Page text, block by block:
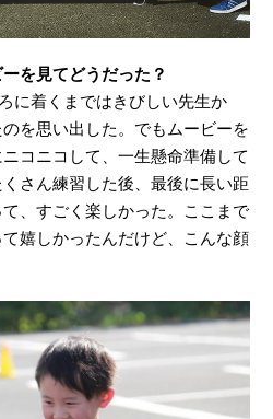
を見てどうだった？
に着くまではきびしい先生か
を思い出した。でもムービーを
コニコして、一生懸命準備して
さん練習した後、最後に長い距
、すごく楽しかった。ここまで
嬉しかったんだけど、こんな顔